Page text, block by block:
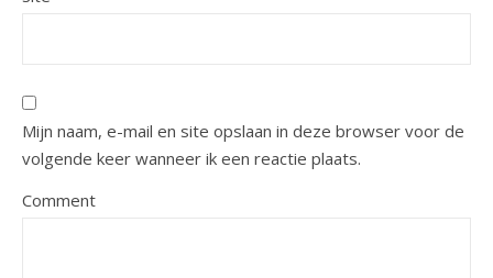
Mijn naam, e-mail en site opslaan in deze browser voor de
volgende keer wanneer ik een reactie plaats.
Comment